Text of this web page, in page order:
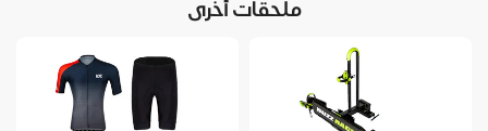
ملحقات أخرى